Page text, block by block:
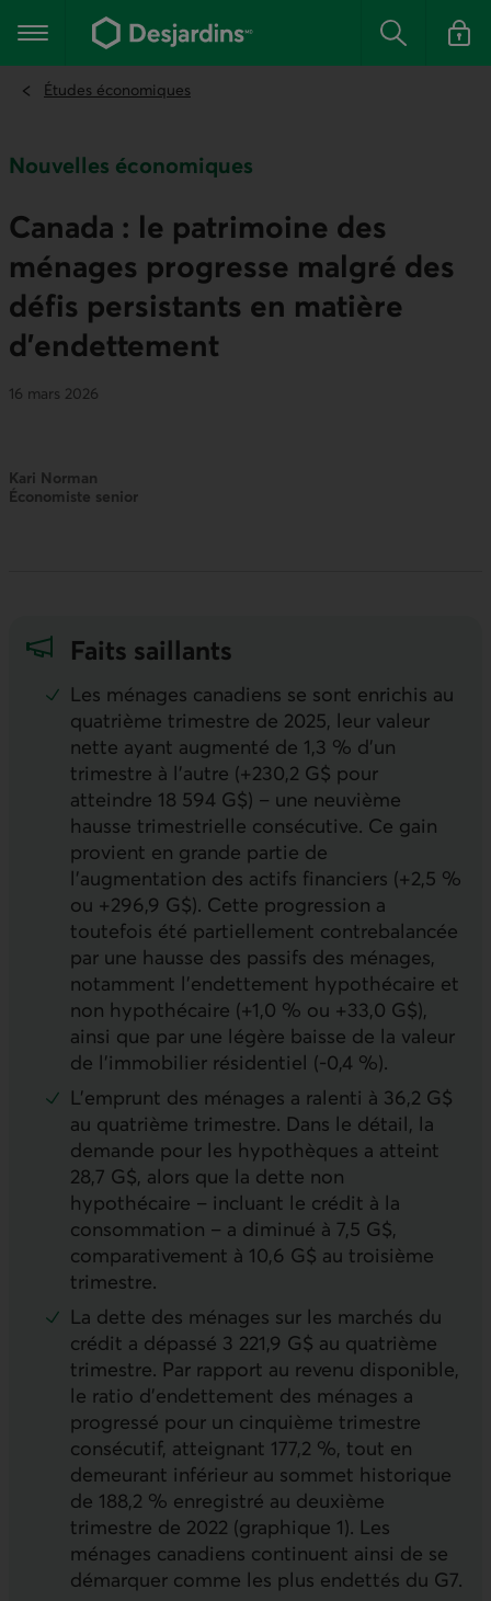
contenu
Menu principal Rechercher
Se
Études économiques
Nouvelles économiques
Canada : le patrimoine des
ménages progresse malgré des
défis persistants en matière
d’endettement
16 mars 2026
Kari Norman
Économiste senior
Faits saillants
Les ménages canadiens se sont enrichis au
quatrième trimestre de 2025, leur valeur
nette ayant augmenté de 1,3 % d’un
trimestre à l’autre (+230,2 G$ pour
atteindre 18 594 G$) – une neuvième
hausse trimestrielle consécutive. Ce gain
provient en grande partie de
l’augmentation des actifs financiers (+2,5 %
ou +296,9 G$). Cette progression a
toutefois été partiellement contrebalancée
par une hausse des passifs des ménages,
notamment l’endettement hypothécaire et
non hypothécaire (+1,0 % ou +33,0 G$),
ainsi que par une légère baisse de la valeur
de l’immobilier résidentiel (-0,4 %).
L’emprunt des ménages a ralenti à 36,2 G$
au quatrième trimestre. Dans le détail, la
demande pour les hypothèques a atteint
28,7 G$, alors que la dette non
hypothécaire – incluant le crédit à la
consommation – a diminué à 7,5 G$,
comparativement à 10,6 G$ au troisième
trimestre.
La dette des ménages sur les marchés du
crédit a dépassé 3 221,9 G$ au quatrième
trimestre. Par rapport au revenu disponible,
le ratio d’endettement des ménages a
progressé pour un cinquième trimestre
consécutif, atteignant 177,2 %, tout en
demeurant inférieur au sommet historique
de 188,2 % enregistré au deuxième
trimestre de 2022 (graphique 1). Les
ménages canadiens continuent ainsi de se
démarquer comme les plus endettés du G7.